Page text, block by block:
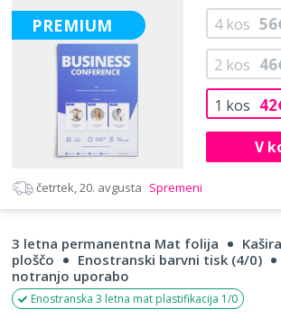
PREMIUM
1 kos 42
2kos 46
4kos 56
V
četrtek, 20. avgusta Spremeni
3 letna permanentna Mat folija
ploščo
Enostranski barvni tisk (4/0)
notranjo uporabo
Enostranska 3 letna mat plastifikacija 1/0